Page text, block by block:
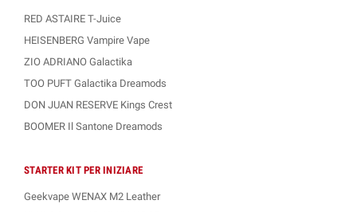
RED ASTAIRE T-Juice
HEISENBERG Vampire Vape
ZIO ADRIANO Galactika
TOO PUFT Galactika Dreamods
DON JUAN RESERVE Kings Crest
BOOMER Il Santone Dreamods
STARTER KIT PER INIZIARE
Geekvape WENAX M2 Leather